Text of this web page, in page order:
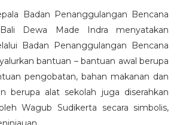
Badan Penanggulangan Bencana
Dewa Made Indra menyatakan
Badan Penanggulangan Bencana
bantuan – bantuan awal berupa
pengobatan, bahan makanan dan
berupa alat sekolah juga diserahkan
Wagub Sudikerta secara simbolis,